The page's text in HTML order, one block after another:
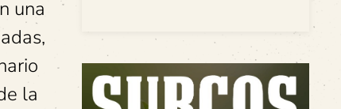
una
la